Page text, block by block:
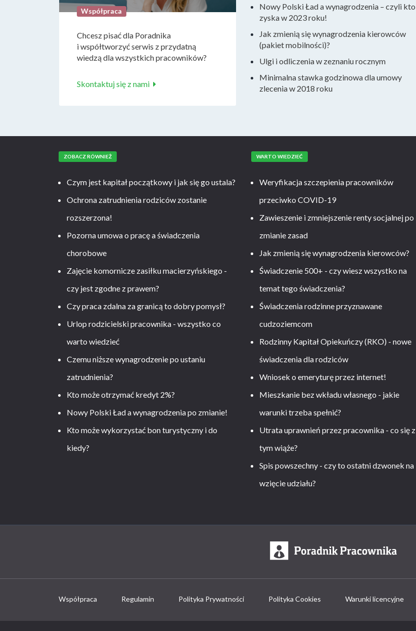
Współpraca
Chcesz pisać dla Poradnika
i współtworzyć serwis z przydatną
wiedzą dla wszystkich pracowników?
Skontaktuj się z nami
Nowy Polski Ład a wynagrodzenia – czyli kto
zyska w 2023 roku!
Jak zmienią się wynagrodzenia kierowców
(pakiet mobilności)?
Ulgi i odliczenia w zeznaniu rocznym
Minimalna stawka godzinowa dla umowy
zlecenia w 2018 roku
ZOBACZ RÓWNIEŻ
Czym jest kapitał początkowy i jak się go ustala?
Ochrona zatrudnienia rodziców zostanie
rozszerzona!
Pozorna umowa o pracę a świadczenia
chorobowe
Zajęcie komornicze zasiłku macierzyńskiego -
czy jest zgodne z prawem?
Czy praca zdalna za granicą to dobry pomysł?
Urlop rodzicielski pracownika - wszystko co
warto wiedzieć
Czemu niższe wynagrodzenie po ustaniu
zatrudnienia?
Kto może otrzymać kredyt 2%?
Nowy Polski Ład a wynagrodzenia po zmianie!
Kto może wykorzystać bon turystyczny i do
kiedy?
WARTO WIEDZIEĆ
Weryfikacja szczepienia pracowników
przeciwko COVID-19
Zawieszenie i zmniejszenie renty socjalnej po
zmianie zasad
Jak zmienią się wynagrodzenia kierowców?
Świadczenie 500+ - czy wiesz wszystko na
temat tego świadczenia?
Świadczenia rodzinne przyznawane
cudzoziemcom
Rodzinny Kapitał Opiekuńczy (RKO) - nowe
świadczenia dla rodziców
Wniosek o emeryturę przez internet!
Mieszkanie bez wkładu własnego - jakie
warunki trzeba spełnić?
Utrata uprawnień przez pracownika - co się z
tym wiąże?
Spis powszechny - czy to ostatni dzwonek na
wzięcie udziału?
Współpraca Regulamin Polityka Prywatności Polityka Cookies Warunki licencyjne